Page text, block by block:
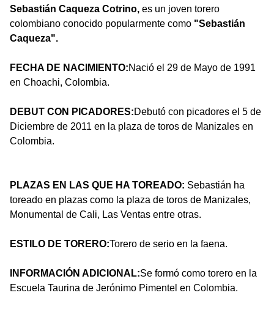
Sebastián Caqueza Cotrino, es un joven torero
colombiano conocido popularmente como "Sebastián
Caqueza".
FECHA DE NACIMIENTO:Nació el 29 de Mayo de 1991
en Choachi, Colombia.
DEBUT CON PICADORES:Debutó con picadores el 5 de
Diciembre de 2011 en la plaza de toros de Manizales en
Colombia.
PLAZAS EN LAS QUE HA TOREADO: Sebastián ha
toreado en plazas como la plaza de toros de Manizales,
Monumental de Cali, Las Ventas entre otras.
ESTILO DE TORERO:Torero de serio en la faena.
INFORMACIÓN ADICIONAL:Se formó como torero en la
Escuela Taurina de Jerónimo Pimentel en Colombia.